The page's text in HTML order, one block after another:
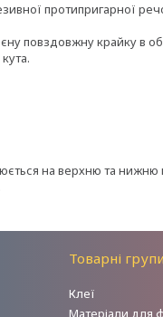
протипригарної
повздовжну крайку в
на верхню та нижню
Товарні групи
Клеї
Матеріали для